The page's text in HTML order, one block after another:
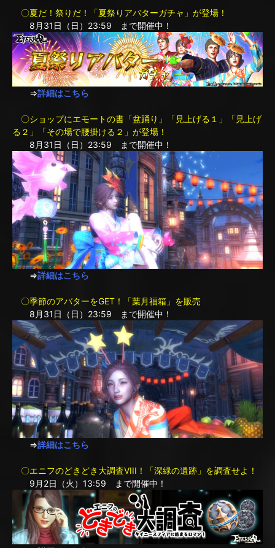
〇夏だ！祭りだ！「夏祭りアバターガチャ」が登場！
8月31日（日）23:59 まで開催中！
⇒詳細はこちら
〇ショップにエモートの書「盆踊り」「見上げる１」「見上げ
る２」「その場で腰掛ける２」が登場！
8月31日（日）23:59 まで開催中！
⇒詳細はこちら
〇季節のアバターをGET！「葉月福箱」を販売
8月31日（日）23:59 まで開催中！
⇒詳細はこちら
〇エニフのどきどき大調査VIII！「深緑の遺跡」を調査せよ！
9月2日（火）13:59 まで開催中！